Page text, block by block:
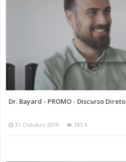
Dr. Bayard - PROMO - Discurso Direto
31 Outubro 2019 185 K